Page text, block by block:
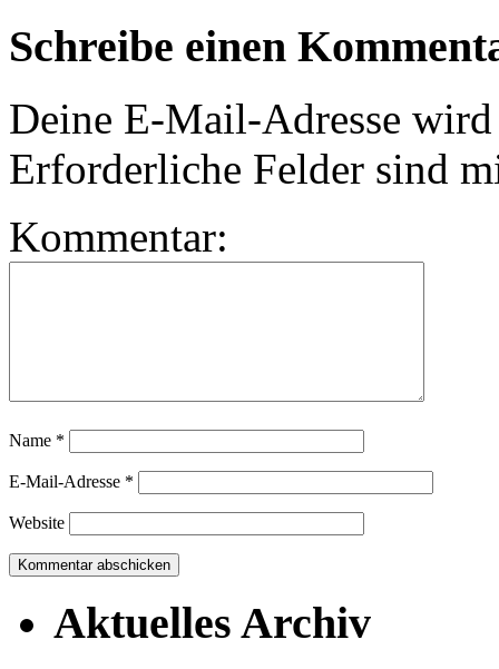
Schreibe einen
Deine E-Mail-Adresse
Erforderliche Felder sind
Kommentar:
Name *
E-Mail-Adresse *
Website
Aktuelles Archiv